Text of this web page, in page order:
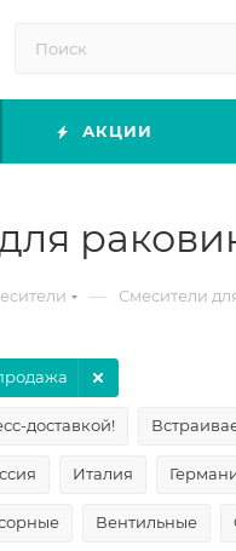
АКЦИИ
— Смесители
доставкой!
Италия
Вентильные